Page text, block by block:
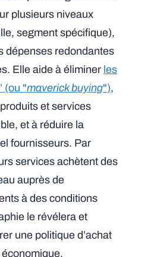
plusieurs niveaux
segment spécifique),
dépenses redondantes
Elle aide à éliminer les
(ou
maverick buying ),
et services
et à réduire la
fournisseurs. Par
services achètent des
auprès de
à des conditions
le révélera et
une politique d’achat